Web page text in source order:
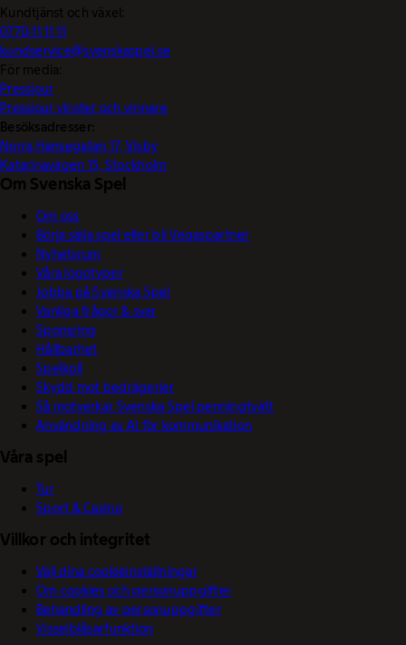
Kundtjänst och växel:
0770-11 11 11
kundservice@svenskaspel.se
För media:
Pressjour
Pressjour vinster och vinnare
Besöksadresser:
Norra Hansegatan 17, Visby
Katarinavägen 15, Stockholm
Om Svenska Spel
Om oss
Börja sälja spel eller bli Vegaspartner
Nyhetsrum
Våra logotyper
Jobba på Svenska Spel
Vanliga frågor & svar
Sponsring
Hållbarhet
Spelkoll
Skydd mot bedrägerier
Så motverkar Svenska Spel penningtvätt
Användning av AI för kommunikation
Våra spel
Tur
Sport & Casino
Villkor och integritet
Välj dina cookieinställningar
Om cookies och personuppgifter
Behandling av personuppgifter
Visselblåsarfunktion